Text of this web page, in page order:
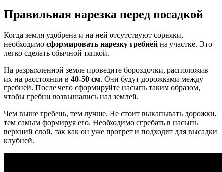
Правильная нарезка перед посадкой
Когда земля удобрена и на ней отсутствуют сорняки,
необходимо сформировать нарезку гребней на участке. Это
легко сделать обычной тяпкой.
На разрыхленной земле проведите бороздочки, расположив
их на расстоянии в 40-50 см. Они будут дорожками между
гребней. После чего сформируйте насыпь таким образом,
чтобы гребни возвышались над землей.
Чем выше гребень, тем лучше. Не стоит выкапывать дорожки,
тем самым формируя его. Необходимо сгребать в насыпь
верхний слой, так как он уже прогрет и подходит для высадки
клубней.